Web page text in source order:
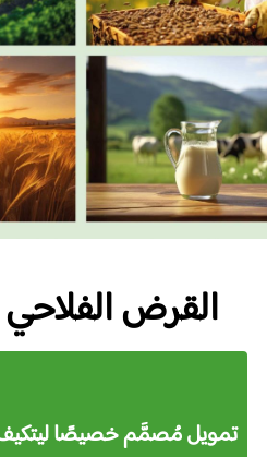
القرض
تمويل مُصمَّم خصيصًا